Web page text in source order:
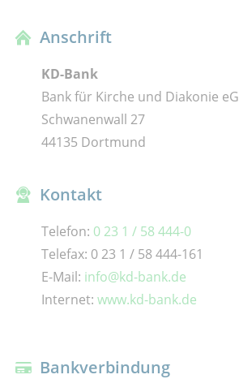
Anschrift
KD-Bank
Bank für Kirche und Diakonie eG
Schwanenwall 27
44135 Dortmund
Kontakt
Telefon: 0 23 1 / 58 444-0
Telefax: 0 23 1 / 58 444-161
E-Mail: info@kd-bank.de
Internet: www.kd-bank.de
Bankverbindung